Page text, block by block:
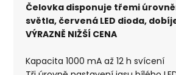
Čelovka disponuje třemi
světla, červená LED dioda,
VÝRAZNĚ NIŽŠÍ CENA
Kapacita 1000 mA až 12 h svícení